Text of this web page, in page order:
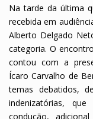
Na tarde da última
recebida em
Alberto Delgado
categoria. O
contou com a
Ícaro Carvalho de
temas debatidos,
indenizatórias,
condução,